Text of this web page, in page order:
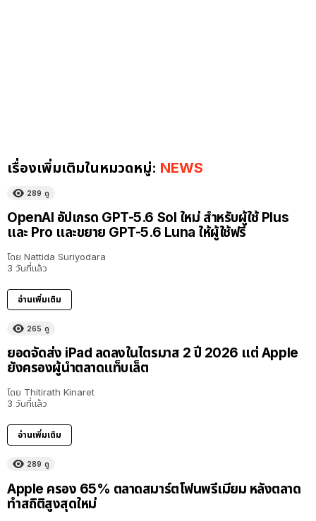
เรื่องเพิ่มเติมในหมวดหมู่: NEWS
289 ดู
OpenAI อัปเกรด GPT-5.6 Sol ใหม่ สำหรับผู้ใช้ Plus
และ Pro และขยาย GPT-5.6 Luna ให้ผู้ใช้ฟรี
โดย Nattida Suriyodara
3 วันที่แล้ว
อ่านเพิ่มเติม
265 ดู
ยอดจัดส่ง iPad ลดลงในไตรมาส 2 ปี 2026 แต่ Apple
ยังครองผู้นำตลาดแท็บเล็ต
โดย Thitirath Kinaret
3 วันที่แล้ว
อ่านเพิ่มเติม
289 ดู
Apple ครอง 65% ตลาดสมาร์ตโฟนพรีเมียม หลังตลาด
ทำสถิติสูงสุดใหม่